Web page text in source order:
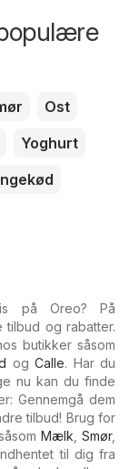
Ost
Yoghurt
på Oreo? På
og rabatter.
butikker såsom
ogCalle. Har du
nu kan du finde
Gennemgå dem
tilbud! Brug for
Mælk Smør,
til dig fra